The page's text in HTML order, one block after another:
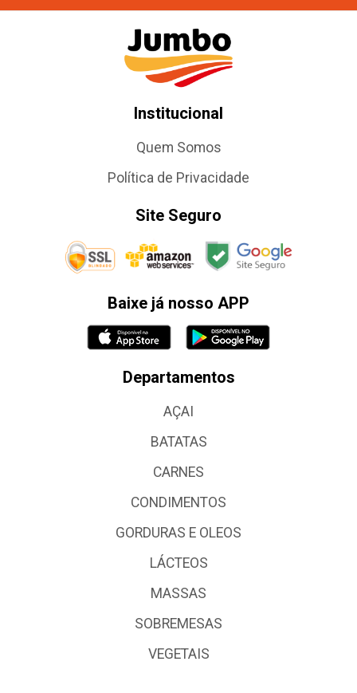
Institucional
Quem Somos
Política de Privacidade
Site Seguro
Baixe já nosso APP
Departamentos
AÇAI
BATATAS
CARNES
CONDIMENTOS
GORDURAS E OLEOS
LÁCTEOS
MASSAS
SOBREMESAS
VEGETAIS